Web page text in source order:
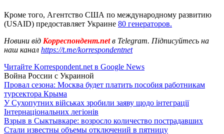
Кроме того, Агентство США по международному развитию
(USAID) предоставляет Украине 80 генераторов.
Новини від Корреспондент.netв Telegram. Підписуйтесь на
наш канал https://t.me/korrespondentnet
Читайте Korrespondent.net в Google News
Война России с Украиной
Провал сезона: Москва будет платить пособия работникам
турсектора Крыма
У Сухопутних військах зробили заяву щодо інтеграції
Інтернаціональних легіонів
Взрыв в Сыктывкаре: возросло количество пострадавших
Стали известны объемы отключений в пятницу